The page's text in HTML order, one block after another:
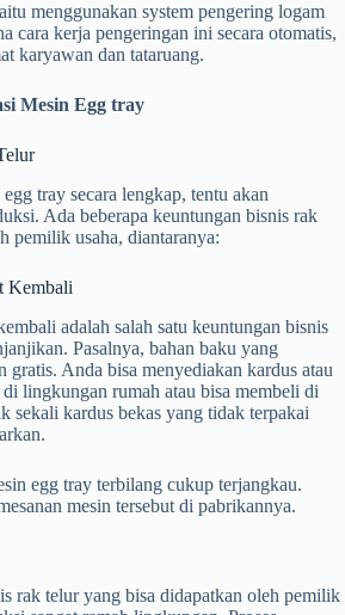
menggunakan system pengering logam
cara kerja pengeringan ini secara otomatis,
karyawan dan tataruang.
Mesin Egg tray
tray secara lengkap, tentu akan
Ada beberapa keuntungan bisnis rak
pemilik usaha, diantaranya:
Kembali
adalah salah satu keuntungan bisnis
Pasalnya, bahan baku yang
gratis. Anda bisa menyediakan kardus atau
di lingkungan rumah atau bisa membeli di
sekali kardus bekas yang tidak terpakai
egg tray terbilang cukup terjangkau.
mesin tersebut di pabrikannya.
rak telur yang bisa didapatkan oleh pemilik